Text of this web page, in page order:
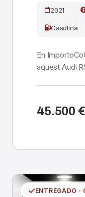
2021
Gasolina
En
aquest Audi
45.500 €
ENTREGADO ·